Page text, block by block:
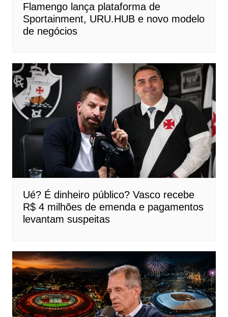
Flamengo lança plataforma de
Sportainment, URU.HUB e novo modelo
de negócios
Ué? É dinheiro público? Vasco recebe
R$ 4 milhões de emenda e pagamentos
levantam suspeitas